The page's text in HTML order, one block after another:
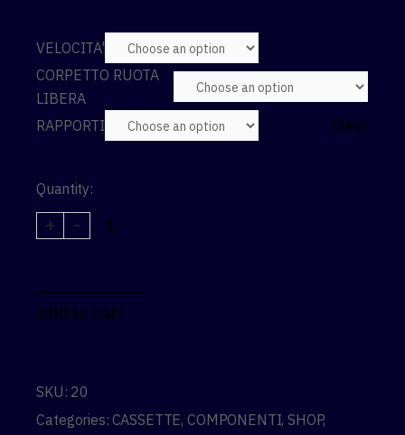
VELOCITA'
CORPETTO RUOTA
LIBERA
RAPPORTI
Clear
Quantity:
CASSETTA ORO TOT™ 11V - 12V for AXS® 11-
-
+
Add to cart
SKU: 20
Categories: CASSETTE, COMPONENTI,SHOP,